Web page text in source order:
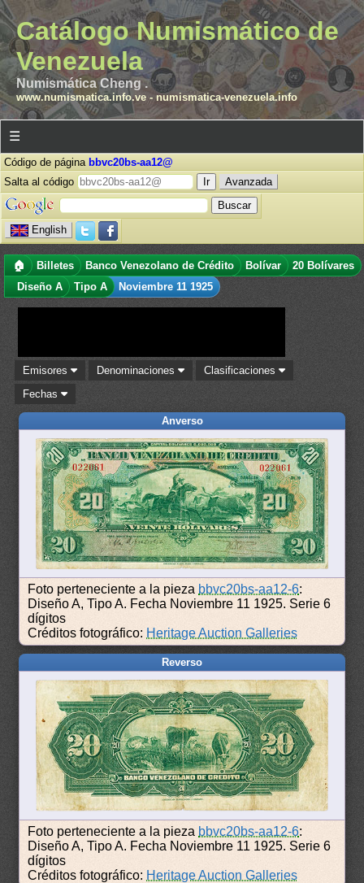
Catálogo Numismático de
Venezuela
Numismática Cheng .
www.numismatica.info.ve- numismatica-venezuela.info
☰
Código de página bbvc20bs-aa12@
Salta al código
Avanzada
English
🏠 Billetes Banco Venezolano de Crédito Bolívar
20 Bolívares
Diseño A
Tipo A Noviembre 11 1925
Emisores Denominaciones
Clasificaciones
Fechas
Anverso
Foto perteneciente a la pieza bbvc20bs-aa12-6:
Diseño A, Tipo A. Fecha Noviembre 11 1925. Serie 6
dígitos
Créditos fotográfico: Heritage Auction Galleries
Reverso
Foto perteneciente a la pieza bbvc20bs-aa12-6:
Diseño A, Tipo A. Fecha Noviembre 11 1925. Serie 6
dígitos
Créditos fotográfico: Heritage Auction Galleries